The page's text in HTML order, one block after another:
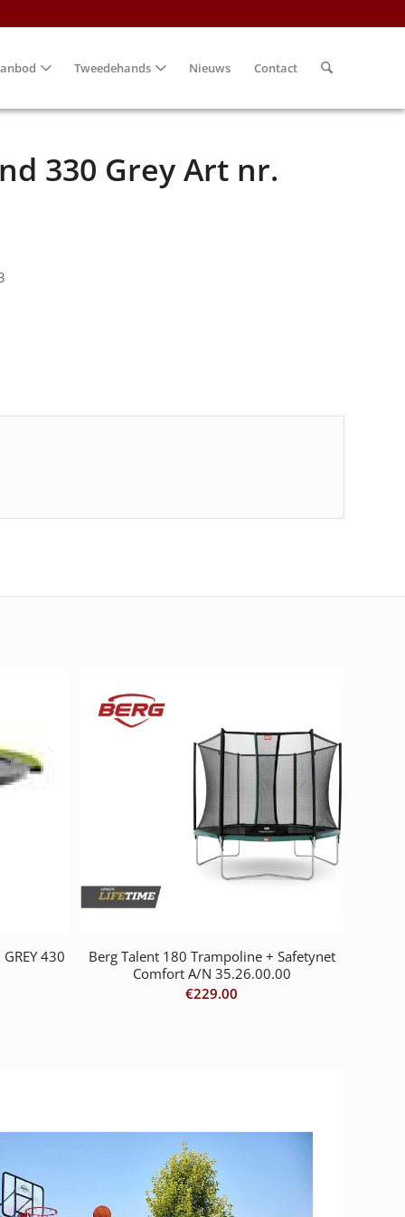
Tweedehands Nieuws Contact
330 Grey Art nr.
430
Berg Talent 180 Trampoline + Safetynet
Comfort A/N 35.26.00.00
€229.00